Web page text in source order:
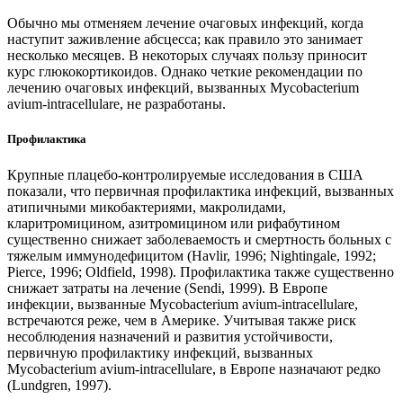
Обычно мы отменяем лечение очаговых инфекций, когда
наступит заживление абсцесса; как правило это занимает
несколько месяцев. В некоторых случаях пользу приносит
курс глюкокортикоидов. Однако четкие рекомендации по
лечению очаговых инфекций, вызванных Mycobacterium
avium-intracellulare, не разработаны.
Профилактика
Крупные плацебо-контролируемые исследования в США
показали, что первичная профилактика инфекций, вызванных
атипичными микобактериями, макролидами,
кларитромицином, азитромицином или рифабутином
существенно снижает заболеваемость и смертность больных с
тяжелым иммунодефицитом (Havlir, 1996; Nightingale, 1992;
Pierce, 1996; Oldfield, 1998). Профилактика также существенно
снижает затраты на лечение (Sendi, 1999). В Европе
инфекции, вызванные Mycobacterium avium-intracellulare,
встречаются реже, чем в Америке. Учитывая также риск
несоблюдения назначений и развития устойчивости,
первичную профилактику инфекций, вызванных
Mycobacterium avium-intracellulare, в Европе назначают редко
(Lundgren, 1997).